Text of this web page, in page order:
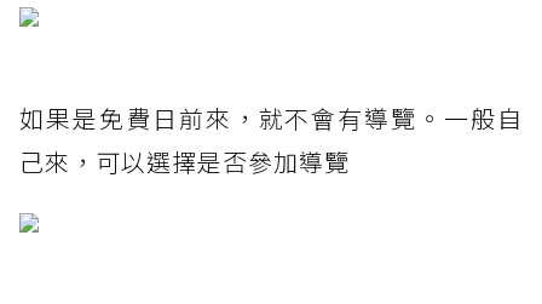
如果是免費日前來，就不會有導覽。一般自
己來，可以選擇是否參加導覽